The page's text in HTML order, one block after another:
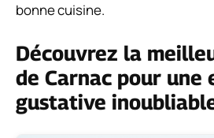
bonne cuisine.
Découvrez la
de Carnac pour une
gustative